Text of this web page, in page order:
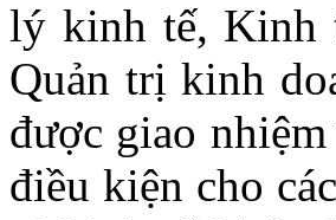
lý kinh tế, Kinh
Quản trị kinh
được giao
điều kiện cho